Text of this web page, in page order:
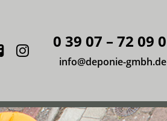
Instagram
0 39 07 – 72 09 0
info@deponie-gmbh.de